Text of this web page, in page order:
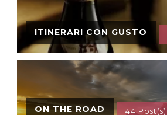
ITINERARI CON GUSTO
ON THE ROAD 44 Post(s)